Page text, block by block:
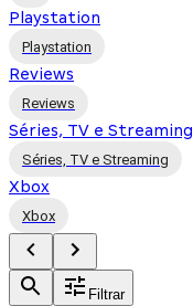
Playstation
Playstation
Reviews
Reviews
Séries, TV e Streaming
Séries, TV e Streaming
Xbox
Xbox
Filtrar